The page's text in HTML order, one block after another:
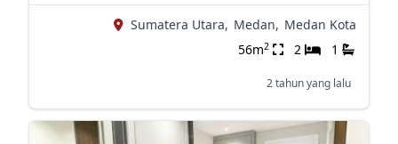
Sumatera Utara, Medan, Medan Kota
56m2 2 1
2 tahun yang lalu